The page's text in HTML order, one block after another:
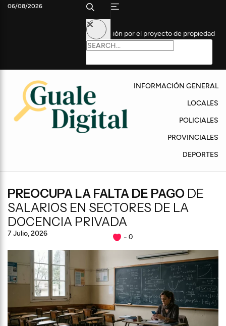
reanudó la sesión por el proyecto de propiedad privada
06/08/2026
INFORMACIÓN GENERAL
LOCALES
POLICIALES
PROVINCIALES
DEPORTES
PREOCUPA LA FALTA DE PAGO DE
SALARIOS EN SECTORES DE LA
DOCENCIA PRIVADA
7 Julio, 2026 0